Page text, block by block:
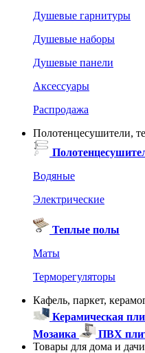
Душевые гарнитуры
Душевые наборы
Душевые панели
Аксессуары
Распродажа
Полотенцесушители,
Водяные
Электрические
Теплые полы
Маты
Терморегуляторы
Кафель, паркет,
Керамическая
Мозаика
ПВХ
Товары для дома и дачи